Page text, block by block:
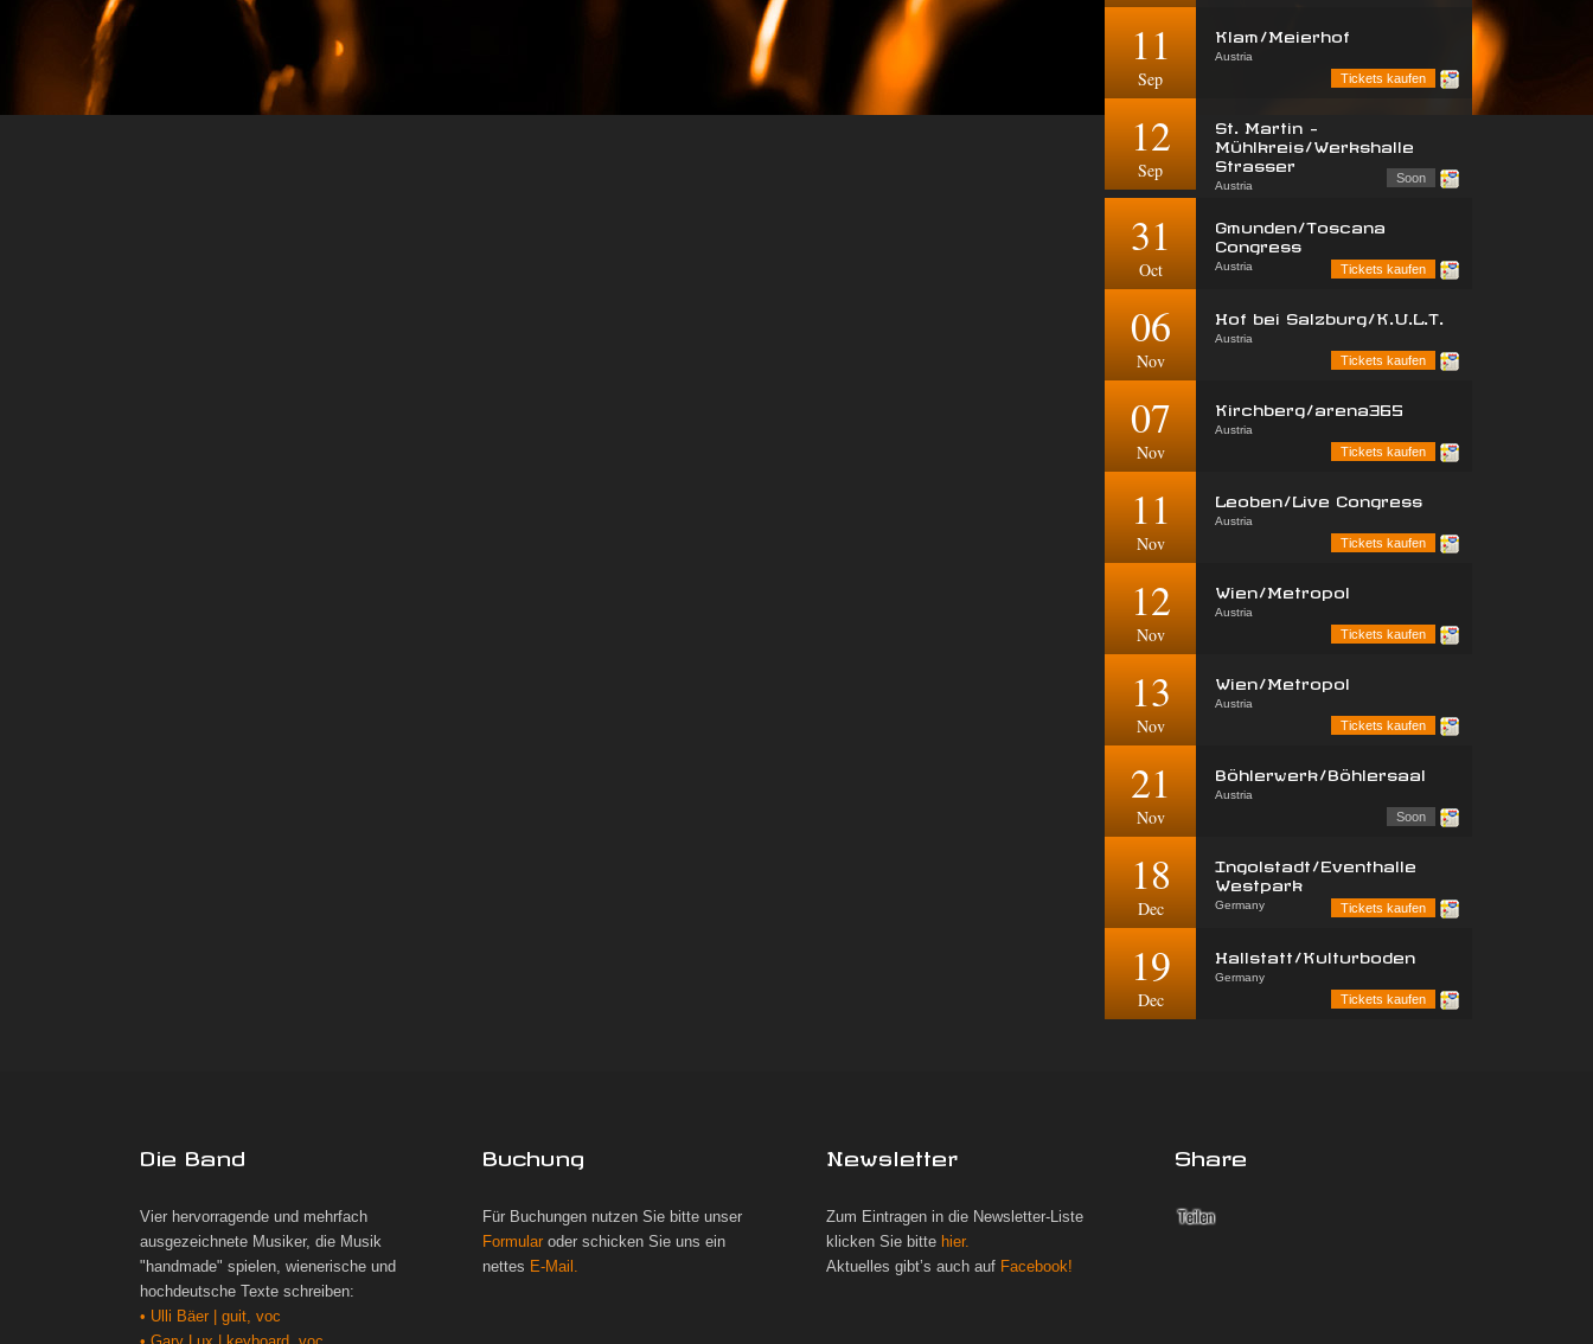
11
Sep
Klam/Meierhof
Austria
Tickets kaufen
12
Sep
St. Martin -
Mühlkreis/Werkshalle
Strasser
Austria
Soon
31
Oct
Gmunden/Toscana
Congress
Austria
Tickets kaufen
06
Nov
Hof bei Salzburg/K.U.L.T.
Austria
Tickets kaufen
07
Nov
Kirchberg/arena365
Austria
Tickets kaufen
11
Nov
Leoben/Live Congress
Austria
Tickets kaufen
12
Nov
Wien/Metropol
Austria
Tickets kaufen
13
Nov
Wien/Metropol
Austria
Tickets kaufen
21
Nov
Böhlerwerk/Böhlersaal
Austria
Soon
18
Dec
Ingolstadt/Eventhalle
Westpark
Germany
Tickets kaufen
19
Dec
Hallstatt/Kulturboden
Germany
Tickets kaufen
Die Band
Vier hervorragende und mehrfach
ausgezeichnete Musiker, die Musik
"handmade" spielen, wienerische und
hochdeutsche Texte schreiben:
• Ulli Bäer | guit, voc
Buchung
Für Buchungen nutzen Sie bitte unser
Formular oder schicken Sie uns ein
nettes E-Mail.
Newsletter
Zum Eintragen in die Newsletter-Liste
klicken Sie bitte hier.
Aktuelles gibt’s auch auf Facebook!
Share